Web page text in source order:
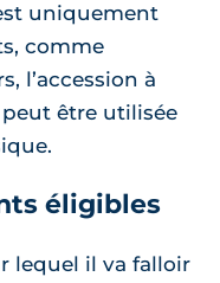
uniquement
comme
l’accession à
peut être utilisée
éligibles
lequel il va falloir